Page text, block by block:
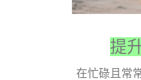
提
在忙碌且常